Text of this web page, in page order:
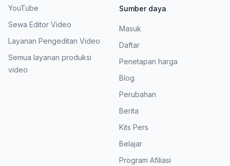
YouTube
Sewa Editor Video
Layanan Pengeditan Video
Semua layanan produksi
video
Sumber daya
Masuk
Daftar
Penetapan harga
Blog
Perubahan
Berita
Kits Pers
Belajar
Program Afiliasi